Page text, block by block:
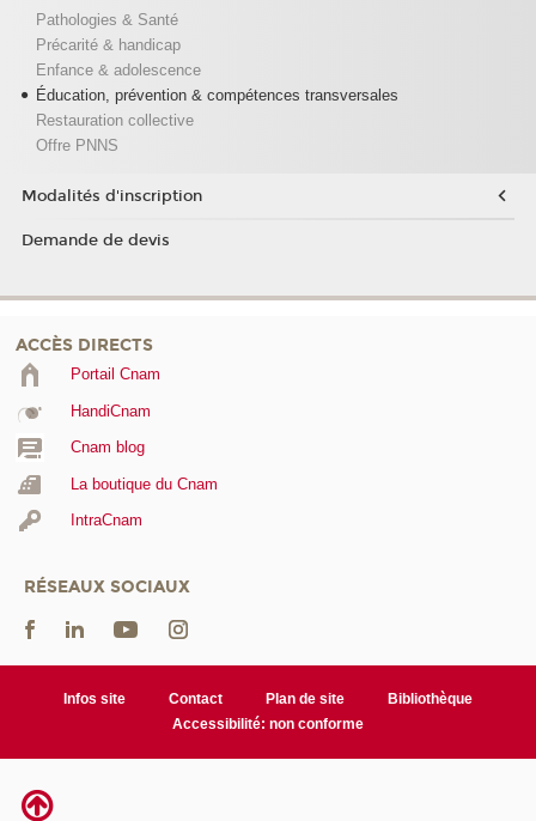
Pathologies & Santé
Précarité & handicap
Enfance & adolescence
Éducation, prévention & compétences transversales
Restauration collective
Offre PNNS
Modalités d'inscription
Demande de devis
ACCÈS DIRECTS
Portail Cnam
HandiCnam
Cnam blog
La boutique du Cnam
IntraCnam
RÉSEAUX SOCIAUX
Infos site Contact Plan de site
Bibliothèque
Accessibilité: non conforme